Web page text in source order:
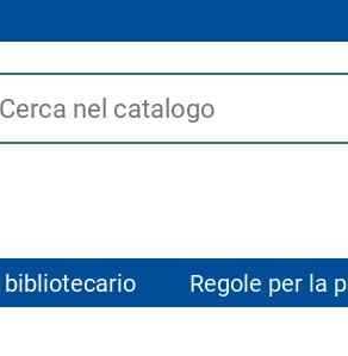
su "Catalogo"
bibliotecario Regole per la